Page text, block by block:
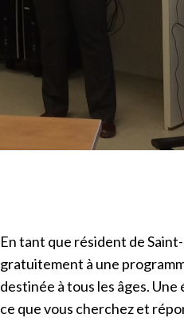
En tant que résident de
gratuitement à une
destinée à tous les âges.
ce que vous cherchez et